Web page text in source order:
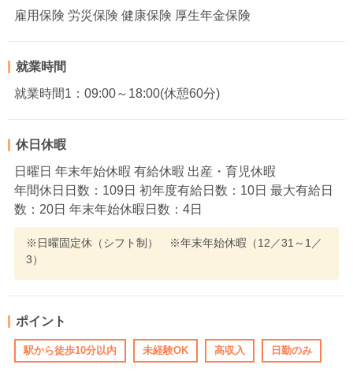
雇用保険 労災保険 健康保険 厚生年金保険
就業時間
就業時間1：09:00～18:00(休憩60分)
休日休暇
日曜日 年末年始休暇 有給休暇 出産・育児休暇
年間休日日数：109日 初年度有給日数：10日 最大有給日
数：20日 年末年始休暇日数：4日
※日曜固定休（シフト制） ※年末年始休暇（12／31～1／
3）
ポイント
駅から徒歩10分以内 未経験OK 高収入 日勤のみ